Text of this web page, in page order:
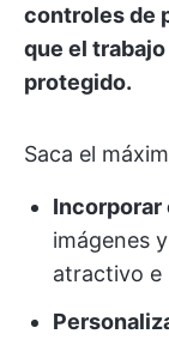
controles de
que el
protegido.
Saca el
imágenes
atractivo e